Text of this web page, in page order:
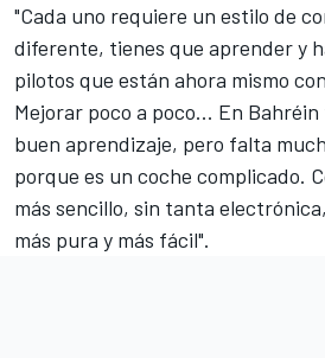
"Cada uno requiere un estilo de
diferente, tienes que aprender y
pilotos que están ahora mismo
Mejorar poco a poco... En
buen aprendizaje, pero falta
porque es un coche complicado.
más sencillo, sin tanta
más pura y más fácil".